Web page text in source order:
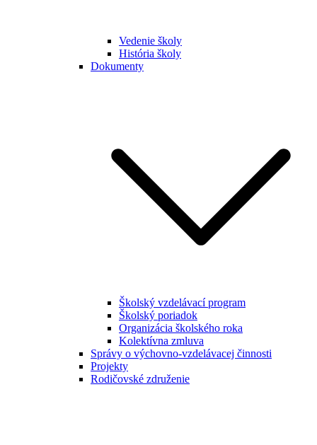
Vedenie školy
História školy
Dokumenty
Školský vzdelávací program
Školský poriadok
Organizácia školského roka
Kolektívna zmluva
Správy o výchovno-vzdelávacej činnosti
Projekty
Rodičovské združenie